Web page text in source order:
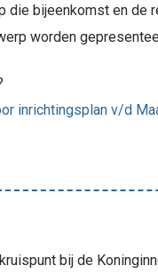
die bijeenkomst en
worden
inrichtingsplan v/d
bij de